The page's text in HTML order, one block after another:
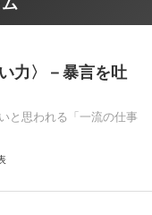
力〉－暴言を吐
と思われる「一流の仕事